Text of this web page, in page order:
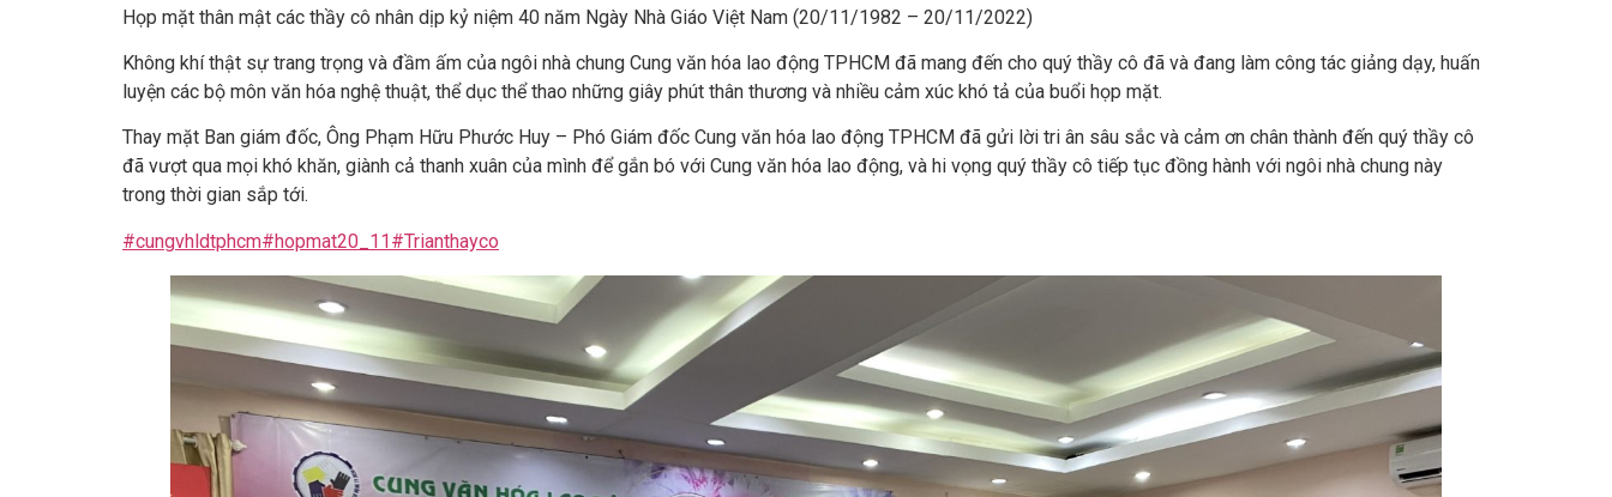
Họp mặt thân mật các thầy cô nhân dịp kỷ niệm 40 năm Ngày Nhà Giáo Việt Nam (20/11/1982 – 20/11/2022)
Không khí thật sự trang trọng và đầm ấm của ngôi nhà chung Cung văn hóa lao động TPHCM đã mang đến cho quý thầy cô đã và đang làm công tác giảng dạy, huấn
luyện các bộ môn văn hóa nghệ thuật, thể dục thể thao những giây phút thân thương và nhiều cảm xúc khó tả của buổi họp mặt.
Thay mặt Ban giám đốc, Ông Phạm Hữu Phước Huy – Phó Giám đốc Cung văn hóa lao động TPHCM đã gửi lời tri ân sâu sắc và cảm ơn chân thành đến quý thầy cô
đã vượt qua mọi khó khăn, giành cả thanh xuân của mình để gắn bó với Cung văn hóa lao động, và hi vọng quý thầy cô tiếp tục đồng hành với ngôi nhà chung này
trong thời gian sắp tới.
#cungvhldtphcm#hopmat20_11#Trianthayco